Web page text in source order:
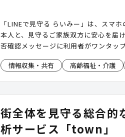
「LINEで見守る らいみー」は、スマ
本人と、見守るご家族双方に安心を届
否確認メッセージに利用者がワンタッ
は19時・翌朝9時と自動再通知。3回
見守り登録者(最大2名)へ即時LINE通知
情報収集・共有 高齢福祉・介護
街全体を見守る総合的
析サービス「town」